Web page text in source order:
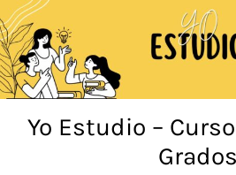
Saltar
al
contenido
Yo Estudio –
Grados